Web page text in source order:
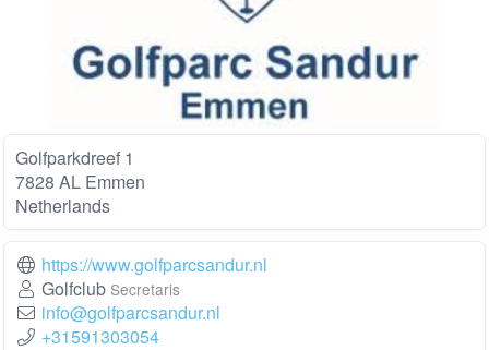
Golfparkdreef 1
7828 AL Emmen
Netherlands
https://www.golfparcsandur.nl
Golfclub Secretaris
info@golfparcsandur.nl
+31591303054